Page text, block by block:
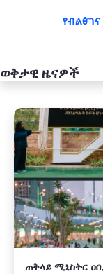
ወቅታዊ ዜናዎች
አዲስ
ጠቅላይ ሚኒስትር